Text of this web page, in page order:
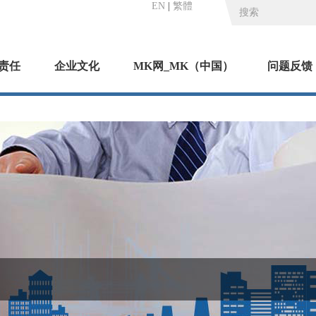
EN 繁體
任 企业文化 MK网_MK（中国） 问题反馈